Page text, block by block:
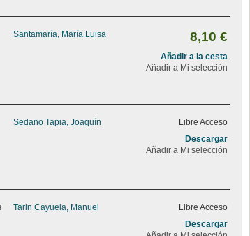
Santamaría, María Luisa 8,10 €
Añadir a la cesta
Añadir a Mi selección
Sedano Tapia, Joaquín
Libre Acceso
Descargar
Añadir a Mi selección
Tarin Cayuela, Manuel
Libre Acceso
Descargar